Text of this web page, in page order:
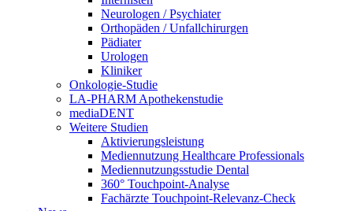
Neurologen / Psychiater
Orthopäden / Unfallchirurgen
Pädiater
Urologen
Kliniker
Onkologie-Studie
LA-PHARM Apothekenstudie
mediaDENT
Weitere Studien
Aktivierungsleistung
Mediennutzung Healthcare Professionals
Mediennutzungsstudie Dental
360° Touchpoint-Analyse
Fachärzte Touchpoint-Relevanz-Check